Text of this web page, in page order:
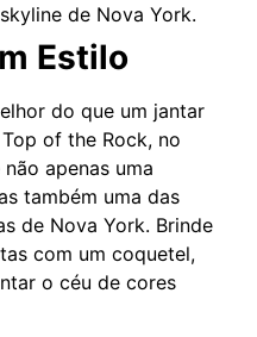
de Nova York.
Estilo
do que um jantar
of the Rock, no
apenas uma
também uma das
de Nova York. Brinde
com um coquetel,
o céu de cores